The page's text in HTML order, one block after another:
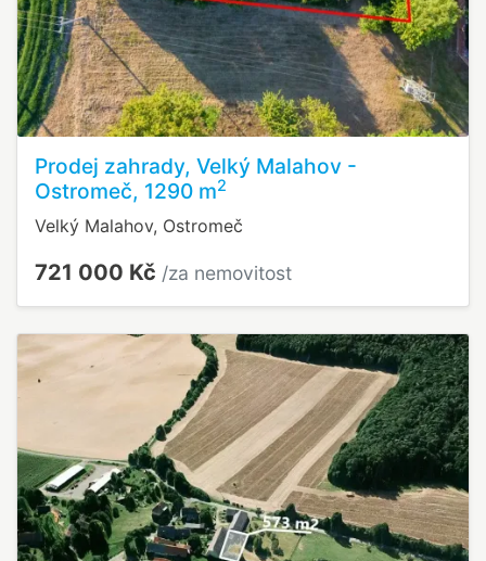
Prodej zahrady, Velký Malahov -
Ostromeč, 1290 m2
Velký Malahov, Ostromeč
721 000 Kč /za nemovitost